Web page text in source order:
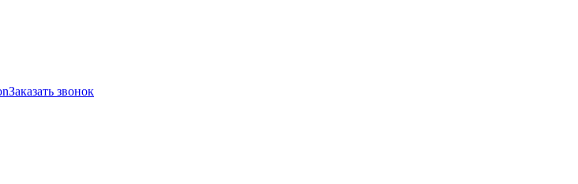
Заказать звонок